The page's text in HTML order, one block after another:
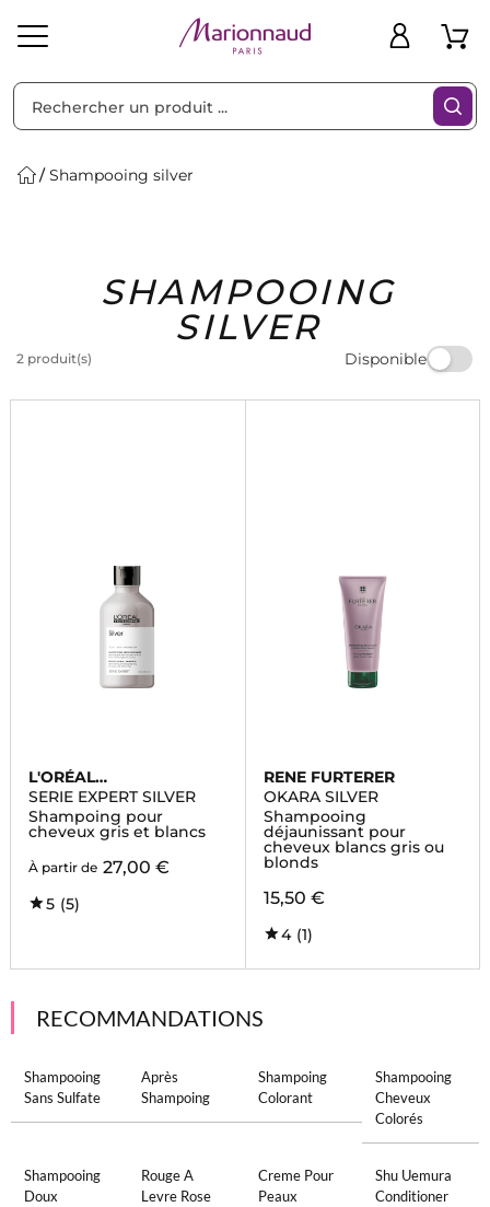
Solaire Homme Marques Idées
Cadeaux
Bons
Plans
Shampooing silver
SHAMPOOING
SILVER
2 produit(s) Disponible
Filtres
L'ORÉAL
PROFESSIONNEL
SERIE EXPERT SILVER
Shampoing pour
cheveux gris et blancs
À partir de 27,00 €
5 (5)
RENE FURTERER
OKARA SILVER
Shampooing
déjaunissant pour
cheveux blancs gris ou
blonds
15,50 €
4 (1)
RECOMMANDATIONS
Shampooing
Sans Sulfate
Après
Shampoing
Shampoing
Colorant
Shampooing
Cheveux
Colorés
Shampooing
Doux
Rouge A
Levre Rose
Creme Pour
Peaux
Shu Uemura
Conditioner